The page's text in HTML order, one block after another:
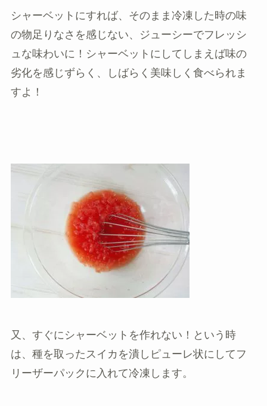
シャーベットにすれば、そのまま冷凍した時の味
の物足りなさを感じない、ジューシーでフレッシ
ュな味わいに！シャーベットにしてしまえば味の
劣化を感じずらく、しばらく美味しく食べられま
すよ！
又、すぐにシャーベットを作れない！という時
は、種を取ったスイカを潰しピューレ状にしてフ
リーザーパックに入れて冷凍します。